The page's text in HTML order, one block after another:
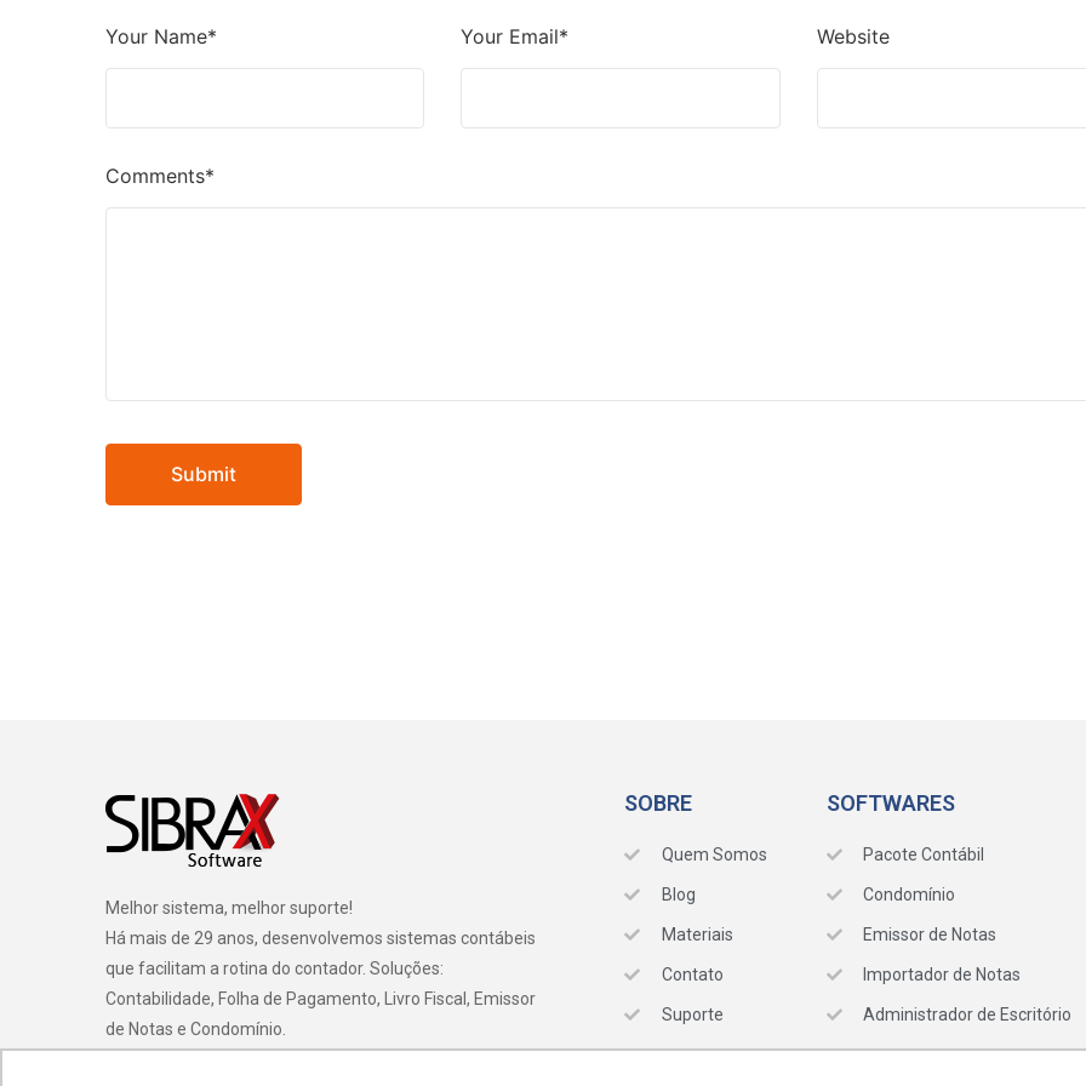
Comments*
Your Name* Your Email* Website
Melhor sistema, melhor suporte!
Há mais de 29 anos, desenvolvemos sistemas contábeis
que facilitam a rotina do contador. Soluções:
Contabilidade, Folha de Pagamento, Livro Fiscal, Emissor
de Notas e Condomínio.
SOBRE
Quem Somos
Blog
Materiais
Contato
Suporte
SOFTWARES
Pacote Contábil
Condomínio
Emissor de Notas
Importador de Notas
Administrador de Escritório